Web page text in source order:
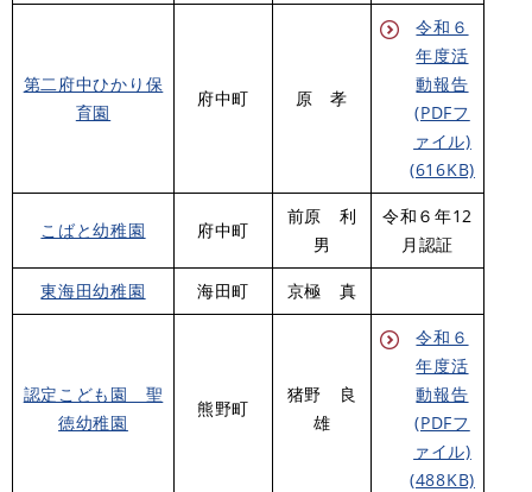
第二府中ひかり保
育園
府中町 原 孝
令和６
年度活
動報告
(PDFフ
ァイル)
(616KB)
こばと幼稚園 府中町
前原 利
男
令和６年12
月認証
東海田幼稚園 海田町 京極 真
認定こども園 聖
徳幼稚園
熊野町
猪野 良
雄
令和６
年度活
動報告
(PDFフ
ァイル)
(488KB)